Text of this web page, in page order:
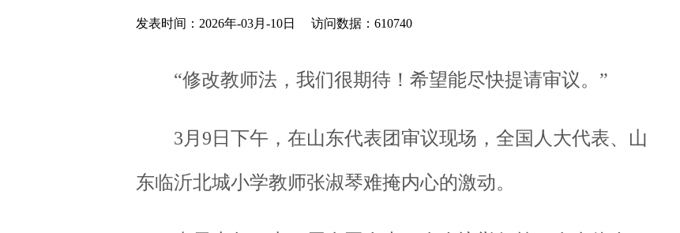
发表时间：2026年-03月-10日 访问数据：610740
“修改教师法，我们很期待！希望能尽快提请审议。”
3月9日下午，在山东代表团审议现场，全国人大代表、山
东临沂北城小学教师张淑琴难掩内心的激动。